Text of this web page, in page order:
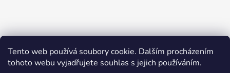
Tento web používá soubory cookie. Dalším procházením
tohoto webu vyjadřujete souhlas s jejich používáním.